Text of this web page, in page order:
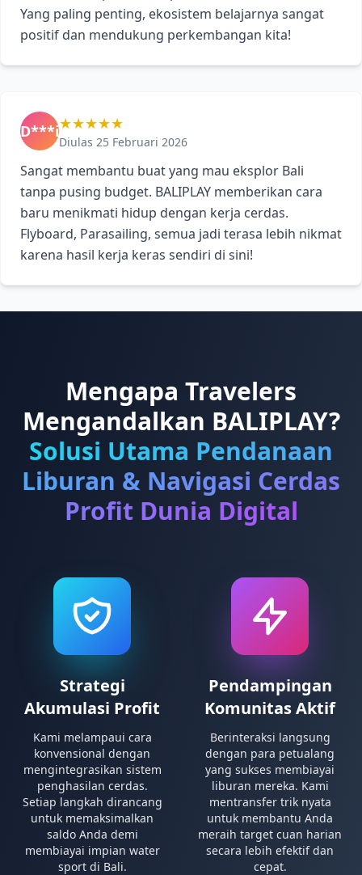
Yang paling penting, ekosistem belajarnya sangat
positif dan mendukung perkembangan kita!
D***i★★★★★
Diulas 25 Februari 2026
Sangat membantu buat yang mau eksplor Bali
tanpa pusing budget. BALIPLAY memberikan cara
baru menikmati hidup dengan kerja cerdas.
Flyboard, Parasailing, semua jadi terasa lebih nikmat
karena hasil kerja keras sendiri di sini!
Mengapa Travelers
Mengandalkan BALIPLAY?
Solusi Utama Pendanaan
Liburan & Navigasi Cerdas
Profit Dunia Digital
Strategi
Akumulasi Profit
Kami melampaui cara
konvensional dengan
mengintegrasikan sistem
penghasilan cerdas.
Setiap langkah dirancang
untuk memaksimalkan
saldo Anda demi
membiayai impian water
sport di Bali.
Pendampingan
Komunitas Aktif
Berinteraksi langsung
dengan para petualang
yang sukses membiayai
liburan mereka. Kami
mentransfer trik nyata
untuk membantu Anda
meraih target cuan harian
secara lebih efektif dan
cepat.